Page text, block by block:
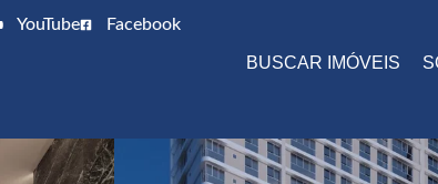
YouTube Facebook
BUSCAR IMÓVEIS